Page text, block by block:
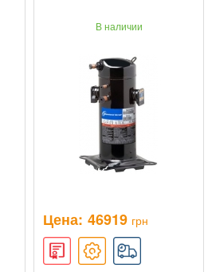
В наличии
Цена: 46919 грн